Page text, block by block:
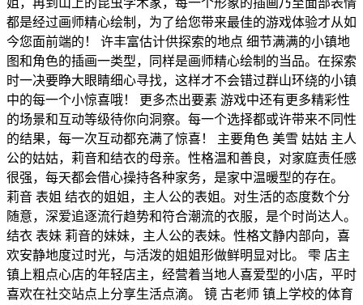
都是经过画师精心绘制，为了给您带来最佳的游戏体验才从如
今您面前端的！ 许丰富估计供探索的地点 细节满满的小镇地
图和角色的插画一类型，同样是画师精心绘制的当品。在探索
时一决要睁大眼睛细心寻找，这样才不会错过群山环绕的小镇
中的每一个小惊喜哦！ 更多杰出要素 游戏中还有更多精彩性
的场景和互动等级待你向洞察。每一个选择都或许带来不同性
的结果，每一次互动都充满了惊喜！ 主要角色 美雪 姑姑 主人
公的姑姑，莉音和结衣的母亲。性格温和善良，对家庭责任感
很强，每天都会借心操持各种家务，是家中温暖型的存在。
莉音 表姐 结衣的姐姐，主人公的表姐。对生活的态度数个分
随意，深爱追逐流行趋势和符合潮流的衣服，是个时尚达人。
结衣 表妹 莉音的妹妹，主人公的表妹。性格文静内部向，喜
欢安静地度过时光，与活泼的姐姐形做鲜明显对比。 雫 店主
镇上粗点心店的年轻店主，经营着当地人喜爱型的小店，平时
喜欢在社交站点上分享生活点滴。 镜 古老师 镇上学校的体育